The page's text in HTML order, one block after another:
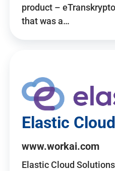
product –
that was a…
Elastic
www.workai.com
Elastic Cloud